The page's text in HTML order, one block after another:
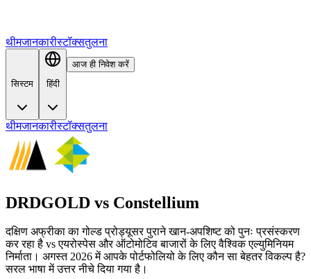
थीमजानकारीस्टॉक्सतुलना
सिस्टम हिंदी
आज ही निवेश करें
थीमजानकारीस्टॉक्सतुलना
DRDGOLD vs Constellium
दक्षिण अफ्रीका का गोल्ड प्रोड्यूसर पुराने खान-अपशिष्ट को पुनः प्रसंस्करण
कर रहा है vs एयरोस्पेस और ऑटोमोटिव बाजारों के लिए वैश्विक एल्युमिनियम
निर्माता। अगस्त 2026 में आपके पोर्टफोलियो के लिए कौन सा बेहतर विकल्प है?
सरल भाषा में उत्तर नीचे दिया गया है।